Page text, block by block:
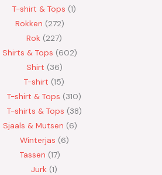
T-shirt & Tops 1
Rokken 272
Rok 227
Shirts & Tops 602
Shirt 36
T-shirt 15
T-shirt & Tops 310
T-shirts & Tops 38
Sjaals & Mutsen 6
Winterjas 6
Tassen 17
Jurk 1